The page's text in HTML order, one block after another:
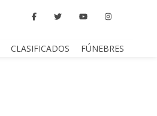
CLASIFICADOS FÚNEBRES